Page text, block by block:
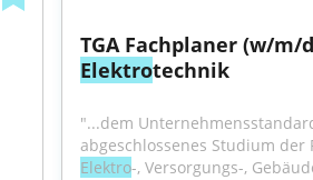
Elektrotechnik
"...dem
Elektro-, Versorgungs-,